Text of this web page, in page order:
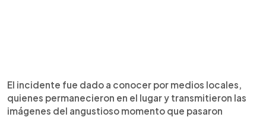
El incidente fue dado a conocer por medios locales,
quienes permanecieron en el lugar y transmitieron las
imágenes del angustioso momento que pasaron